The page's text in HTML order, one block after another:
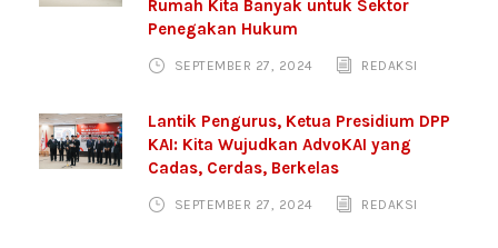
Rumah Kita Banyak untuk Sektor
Penegakan Hukum
SEPTEMBER 27, 2024 REDAKSI
Lantik Pengurus, Ketua Presidium DPP
KAI: Kita Wujudkan AdvoKAI yang
Cadas, Cerdas, Berkelas
SEPTEMBER 27, 2024 REDAKSI